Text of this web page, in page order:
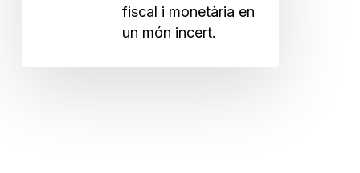
fiscal i monetària en
un món incert.